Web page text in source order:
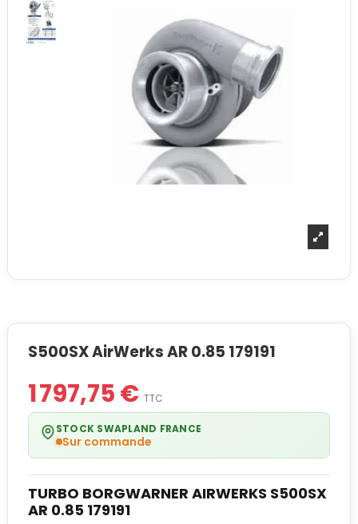
S500SX AirWerks AR 0.85 179191
1 797,75 € TTC
STOCK SWAPLAND FRANCE
Sur commande
TURBO BORGWARNER AIRWERKS S500SX
AR 0.85 179191